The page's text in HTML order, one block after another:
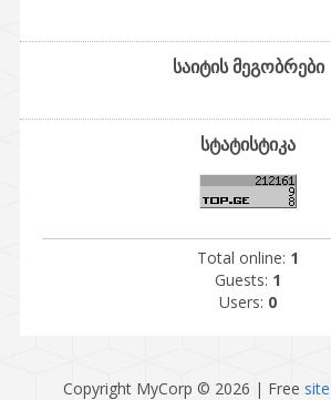
საიტის მეგობრები
სტატისტიკა
Total online: 1
Guests: 1
Users: 0
Copyright MyCorp © 2026 | Free